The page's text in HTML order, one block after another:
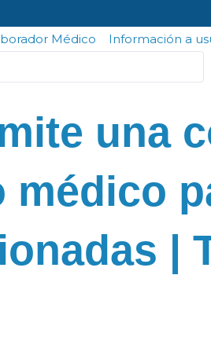
Médico Información a
una
|